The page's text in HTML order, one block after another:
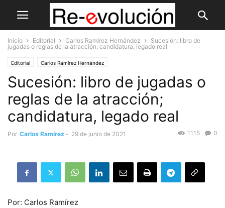
Inicio Editorial Carlos Ramírez Hernández
Sucesión: libro de
jugadas o reglas de la atracción; candidatura, legado real
Editorial Carlos Ramírez Hernández
Sucesión: libro de jugadas o
reglas de la atracción;
candidatura, legado real
Por Carlos Ramírez - 29 de junio de 2021 0
1115
Por: Carlos Ramírez